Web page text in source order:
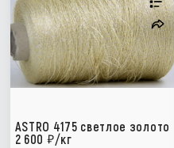
ASTRO 4175 светлое золото
2 600
/кг